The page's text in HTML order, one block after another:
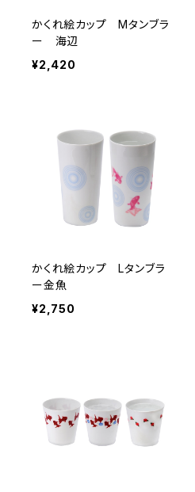
かくれ絵カップ Mタンブラ
ー 海辺
¥2,420
かくれ絵カップ Lタンブラ
ー金魚
¥2,750